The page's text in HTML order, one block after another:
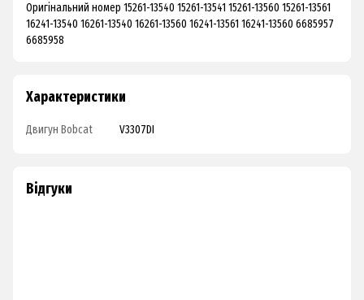
Оригінальний номер 15261-13540 15261-13541 15261-13560 15261-13561
16241-13540 16261-13540 16261-13560 16241-13561 16241-13560 6685957
6685958
Характеристики
Двигун Bobcat V3307DI
Відгуки